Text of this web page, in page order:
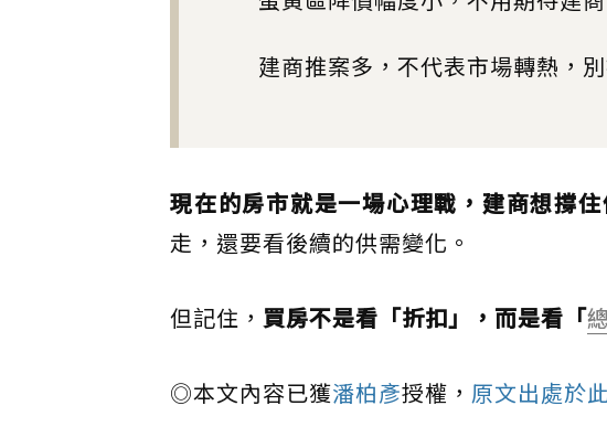
建商推案多，不代表市場轉熱，
現在的房市就是一場心理戰，建商想撐
走，還要看後續的供需變化。
但記住， 買房不是看「折扣」，而是看「
◎本文內容已獲潘柏彥授權， 原文出處於